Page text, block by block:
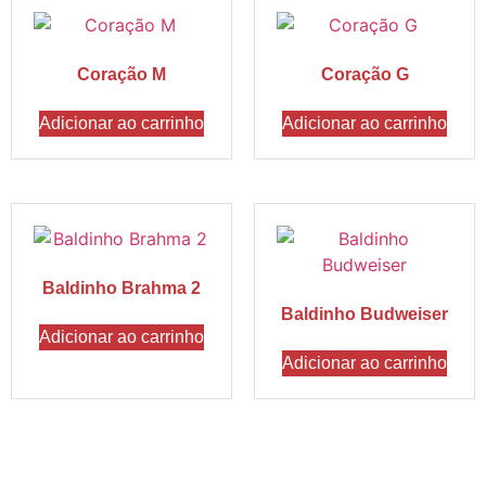
Coração M
Adicionar ao carrinho
Coração G
Adicionar ao carrinho
Baldinho Brahma 2
Adicionar ao carrinho
Baldinho Budweiser
Adicionar ao carrinho